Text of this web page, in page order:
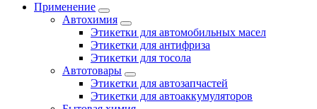
Применение
Автохимия
Этикетки для автомобильных масел
Этикетки для антифриза
Этикетки для тосола
Автотовары
Этикетки для автозапчастей
Этикетки для автоаккумуляторов